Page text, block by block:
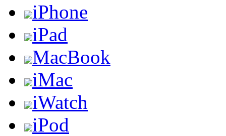
iPhone
iPad
MacBook
iMac
iWatch
iPod